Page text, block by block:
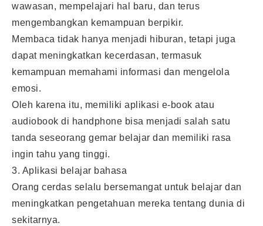
wawasan, mempelajari hal baru, dan terus
mengembangkan kemampuan berpikir.
Membaca tidak hanya menjadi hiburan, tetapi juga
dapat meningkatkan kecerdasan, termasuk
kemampuan memahami informasi dan mengelola
emosi.
Oleh karena itu, memiliki aplikasi e-book atau
audiobook di handphone bisa menjadi salah satu
tanda seseorang gemar belajar dan memiliki rasa
ingin tahu yang tinggi.
3. Aplikasi belajar bahasa
Orang cerdas selalu bersemangat untuk belajar dan
meningkatkan pengetahuan mereka tentang dunia di
sekitarnya.